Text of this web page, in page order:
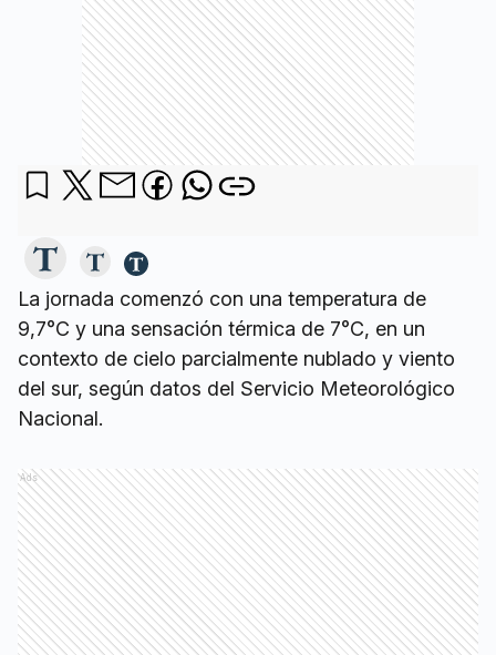
La jornada comenzó con una temperatura de
9,7°C y una sensación térmica de 7°C, en un
contexto de cielo parcialmente nublado y viento
del sur, según datos del Servicio Meteorológico
Nacional.
Ads